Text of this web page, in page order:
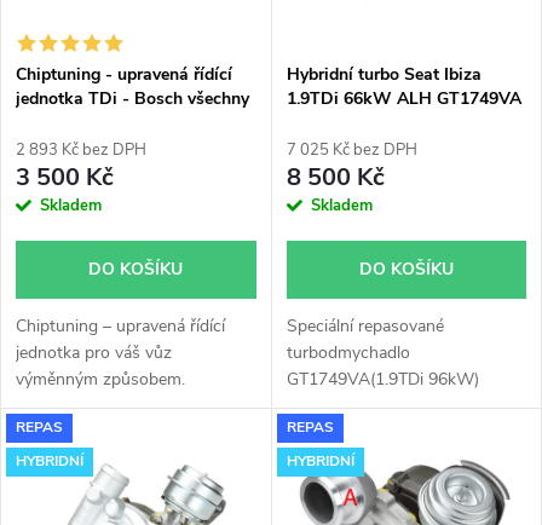
í
p
r
o
u
k
t
s
p
r
o
d
u
k
t
Chiptuning - upravená řídící
jednotka TDi - Bosch všechny
2 893 Kč bez DPH
3 500 Kč
Skladem
DO KOŠÍKU
Chiptuning – upravená řídící
jednotka pro váš vůz
výměnným způsobem.
Hybridní turbo Seat Ibiza
1.9TDi 66kW ALH GT1749VA
7 025 Kč bez DPH
8 500 Kč
Skladem
DO KOŠÍKU
Speciální repasované
turbodmychadlo
GT1749VA(1.9TDi 96kW)
instalované v obalu GT1749V
(pro motory TDi 66-85KW).
Vhodné zejména k
výkonnostním úpravám jako
např. chiptuning. Pro vůz Seat
REPAS
HYBRIDNÍ
REPAS
HYBRIDNÍ